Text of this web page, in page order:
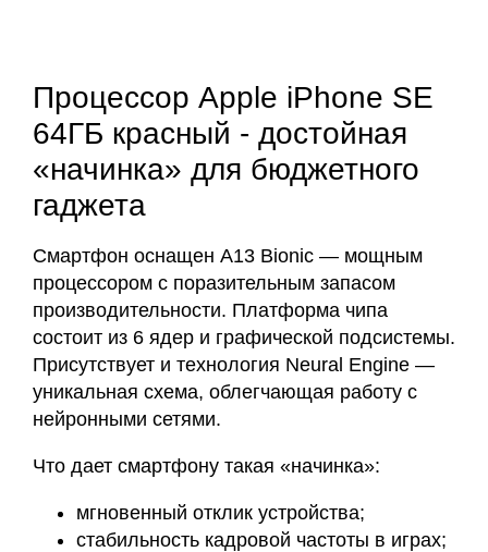
Процессор Apple iPhone SE
64ГБ красный - достойная
«начинка» для бюджетного
гаджета
Смартфон оснащен A13 Bionic — мощным
процессором с поразительным запасом
производительности. Платформа чипа
состоит из 6 ядер и графической подсистемы.
Присутствует и технология Neural Engine —
уникальная схема, облегчающая работу с
нейронными сетями.
Что дает смартфону такая «начинка»:
мгновенный отклик устройства;
стабильность кадровой частоты в играх;